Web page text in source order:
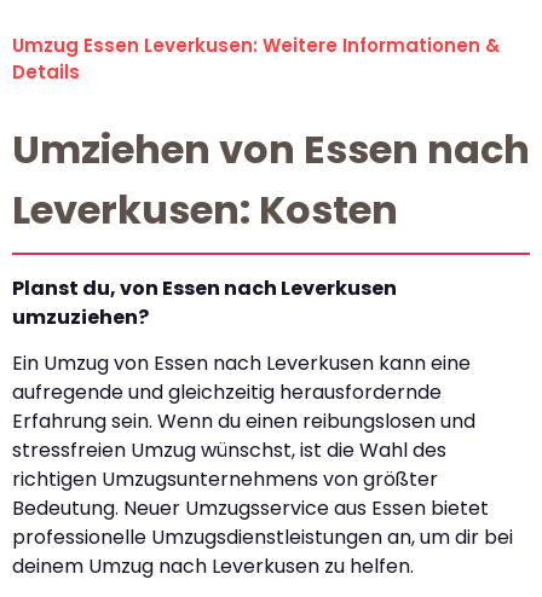
Umzug Essen Leverkusen: Weitere Informationen &
Details
Umziehen von Essen nach
Leverkusen: Kosten
Planst du, von Essen nach Leverkusen
umzuziehen?
Ein Umzug von Essen nach Leverkusen kann eine
aufregende und gleichzeitig herausfordernde
Erfahrung sein. Wenn du einen reibungslosen und
stressfreien Umzug wünschst, ist die Wahl des
richtigen Umzugsunternehmens von größter
Bedeutung. Neuer Umzugsservice aus Essen bietet
professionelle Umzugsdienstleistungen an, um dir bei
deinem Umzug nach Leverkusen zu helfen.